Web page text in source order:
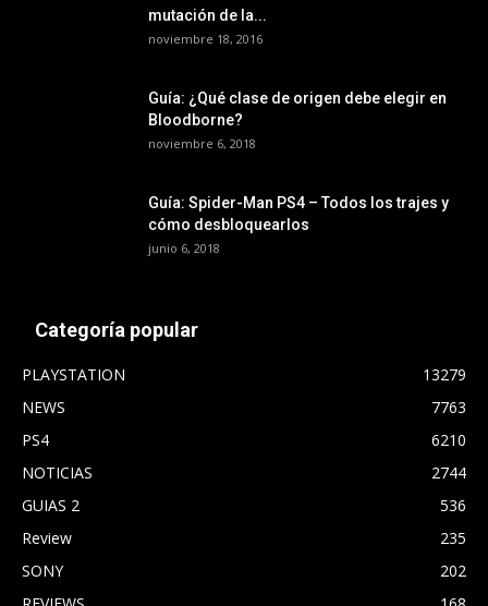
mutación de la...
noviembre 18, 2016
Guía: ¿Qué clase de origen debe elegir en
Bloodborne?
noviembre 6, 2018
Guía: Spider-Man PS4 – Todos los trajes y
cómo desbloquearlos
junio 6, 2018
Categoría popular
PLAYSTATION
13279
NEWS
7763
PS4
6210
NOTICIAS
2744
GUIAS 2
536
Review
235
SONY
202